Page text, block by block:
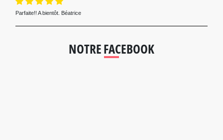
Parfaite!! A bientôt. Béatrice
NOTRE FACEBOOK